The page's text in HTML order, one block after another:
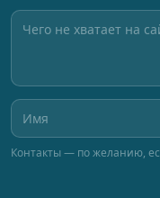
Контакты — по желанию,